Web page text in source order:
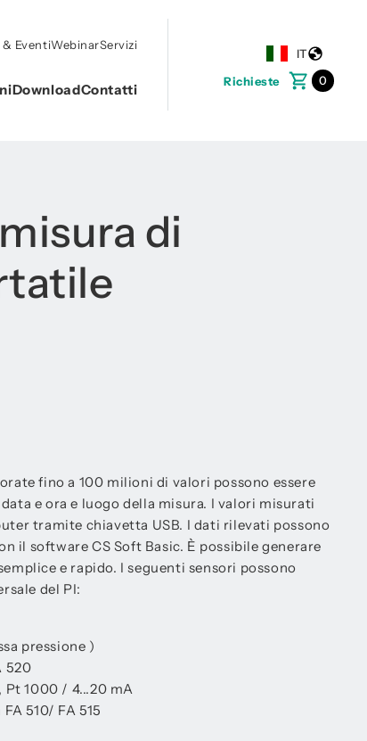
IT
Richieste
0
& EventiWebinarServizi
DownloadContatti
di
fino a 100 milioni di valori possono essere
e ora e luogo della misura. I valori misurati
tramite chiavetta USB. I dati rilevati possono
il software CS Soft Basic. È possibile generare
e rapido. I seguenti sensori possono
del PI:
pressione )
520
Pt 1000 / 4...20 mA
510/ FA 515